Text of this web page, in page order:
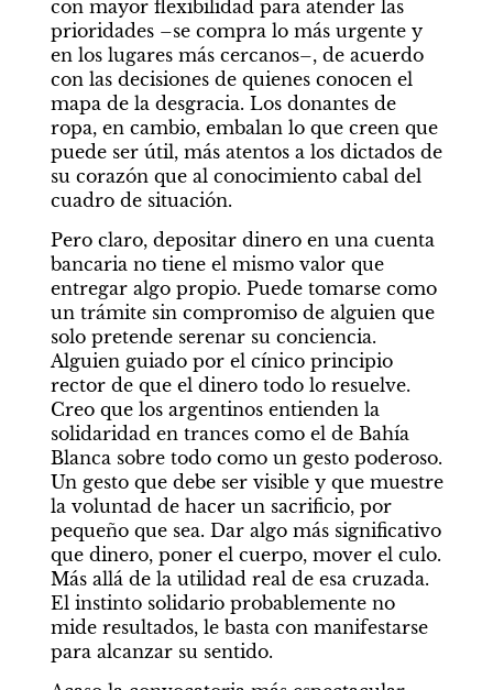
con mayor flexibilidad para atender las
prioridades –se compra lo más urgente y
en los lugares más cercanos–, de acuerdo
con las decisiones de quienes conocen el
mapa de la desgracia. Los donantes de
ropa, en cambio, embalan lo que creen que
puede ser útil, más atentos a los dictados de
su corazón que al conocimiento cabal del
cuadro de situación.
Pero claro, depositar dinero en una cuenta
bancaria no tiene el mismo valor que
entregar algo propio. Puede tomarse como
un trámite sin compromiso de alguien que
solo pretende serenar su conciencia.
Alguien guiado por el cínico principio
rector de que el dinero todo lo resuelve.
Creo que los argentinos entienden la
solidaridad en trances como el de Bahía
Blanca sobre todo como un gesto poderoso.
Un gesto que debe ser visible y que muestre
la voluntad de hacer un sacrificio, por
pequeño que sea. Dar algo más significativo
que dinero, poner el cuerpo, mover el culo.
Más allá de la utilidad real de esa cruzada.
El instinto solidario probablemente no
mide resultados, le basta con manifestarse
para alcanzar su sentido.